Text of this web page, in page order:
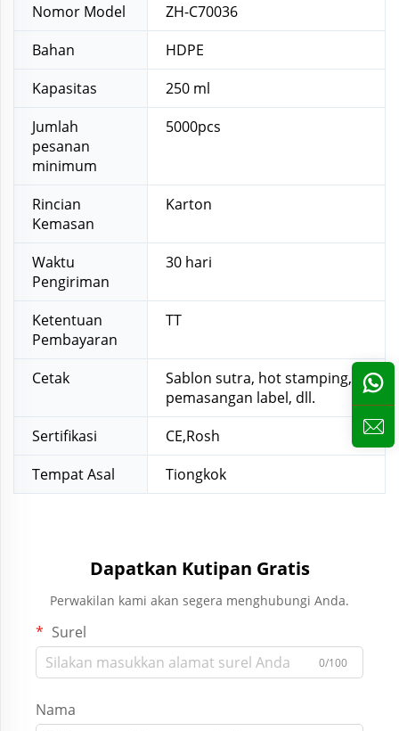
Nomor Model
ZH-C70036
Bahan
HDPE
Kapasitas
250 ml
Jumlah
pesanan
minimum
5000pcs
Rincian
Kemasan
Karton
Waktu
Pengiriman
30 hari
Ketentuan
Pembayaran
TT
Cetak
Sablon sutra, hot stamping,
pemasangan label, dll.
Sertifikasi
CE,Rosh
Tempat Asal
Tiongkok
Dapatkan Kutipan Gratis
Perwakilan kami akan segera menghubungi Anda.
Surel
0/100
Nama